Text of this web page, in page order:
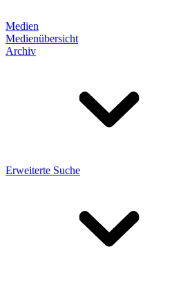
Medien
Medienübersicht
Archiv
Erweiterte Suche